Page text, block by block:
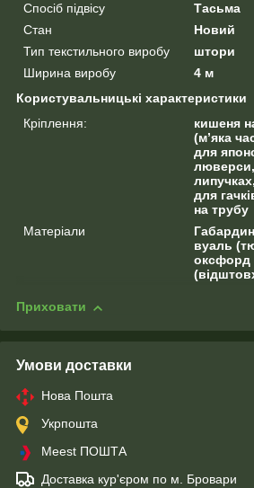
Спосіб підвісу
Тасьма
Стан
Новий
Тип текстильного виробу
штори
Ширина виробу
4 м
Користувальницькі характеристики
Кріплення:
кишеня
(м’яка
для
люверси,
для
на трубу
Матеріали
вуаль
оксфорд
Приховати
Умови доставки
Нова Пошта
Укрпошта
Meest ПОШТА
Доставка кур'єром по м. Бровари